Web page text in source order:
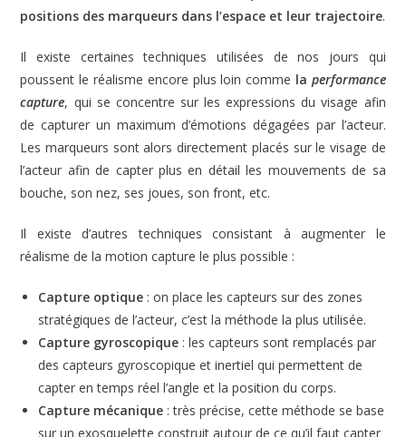
positions des marqueurs dans l’espace et leur trajectoire.
Il existe certaines techniques utilisées de nos jours qui
poussent le réalisme encore plus loin comme la performance
capture, qui se concentre sur les expressions du visage afin
de capturer un maximum d’émotions dégagées par l’acteur.
Les marqueurs sont alors directement placés sur le visage de
l’acteur afin de capter plus en détail les mouvements de sa
bouche, son nez, ses joues, son front, etc.
Il existe d’autres techniques consistant à augmenter le
réalisme de la motion capture le plus possible :
Capture optique : on place les capteurs sur des zones
stratégiques de l’acteur, c’est la méthode la plus utilisée.
Capture gyroscopique : les capteurs sont remplacés par
des capteurs gyroscopique et inertiel qui permettent de
capter en temps réel l’angle et la position du corps.
Capture mécanique : très précise, cette méthode se base
sur un exosquelette construit autour de ce qu’il faut capter